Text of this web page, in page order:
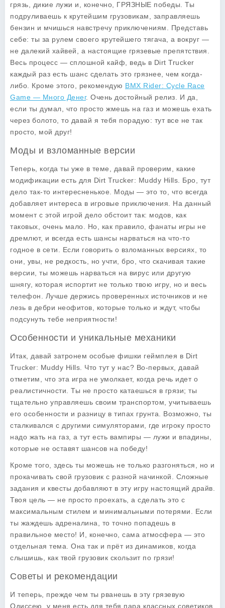
грязь, дикие лужи и, конечно, ГРЯЗНЫЕ победы. Ты
подруливаешь к крутейшим грузовикам, заправляешь
бензин и мчишься навстречу приключениям. Представь
себе: ты за рулем своего крутейшего тягача, а вокруг —
не далекий хайвей, а настоящие грязевые препятствия.
Весь процесс — сплошной кайф, ведь в Dirt Trucker
каждый раз есть шанс сделать это грязнее, чем когда-
либо. Кроме этого, рекомендую BMX Rider: Cycle Race
Game — Много Денег. Очень достойный релиз. И да,
если ты думал, что просто жмешь на газ и можешь ехать
через болото, то давай я тебя порадую: тут все не так
просто, мой друг!
Моды и взломанные версии
Теперь, когда ты уже в теме, давай проверим, какие
модификации есть для Dirt Trucker: Muddy Hills. Бро, тут
дело так-то интересненькое. Моды — это то, что всегда
добавляет интереса в игровые приключения. На данный
момент с этой игрой дело обстоит так: модов, как
таковых, очень мало. Но, как правило, фанаты игры не
дремлют, и всегда есть шансы нарваться на что-то
годное в сети. Если говорить о взломанных версиях, то
они, увы, не редкость, но учти, бро, что скачивая такие
версии, ты можешь нарваться на вирус или другую
шнягу, которая испортит не только твою игру, но и весь
телефон. Лучше держись проверенных источников и не
лезь в дебри неофитов, которые только и ждут, чтобы
подсунуть тебе неприятности!
Особенности и уникальные механики
Итак, давай затронем особые фишки геймплея в Dirt
Trucker: Muddy Hills. Что тут у нас? Во-первых, давай
отметим, что эта игра не умолкает, когда речь идет о
реалистичности. Ты не просто катаешься в грязи; ты
тщательно управляешь своим транспортом, учитываешь
его особенности и разницу в типах грунта. Возможно, ты
сталкивался с другими симуляторами, где игроку просто
надо жать на газ, а тут есть вампиры — лужи и впадины,
которые не оставят шансов на победу!
Кроме того, здесь ты можешь не только разгоняться, но и
прокачивать свой грузовик с разной начинкой. Сложные
задания и квесты добавляют в эту игру настоящий драйв.
Твоя цель — не просто проехать, а сделать это с
максимальным стилем и минимальными потерями. Если
ты жаждешь адреналина, то точно попадешь в
правильное место! И, конечно, сама атмосфера — это
отдельная тема. Она так и прёт из динамиков, когда
слышишь, как твой грузовик скользит по грязи!
Советы и рекомендации
И теперь, прежде чем ты рванешь в эту грязевую
Одиссею, у меня есть для тебя пара классных советиков.